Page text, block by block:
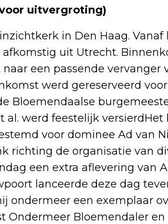
uitvergroting)
in Den Haag.
uit Utrecht.
een passende vervanger
werd gereserveerd
Bloemendaalse
al. werd feestelijk versierdHet
voor dominee Ad van
richting de organisatie van
een extra aflevering van
lanceerde deze dag
ondermeer een exemplaar
Ondermeer Bloemendaler en